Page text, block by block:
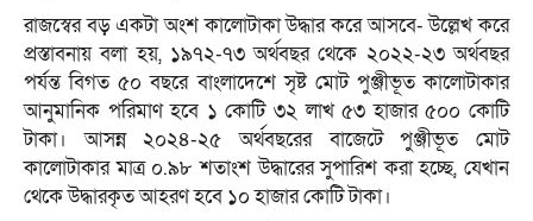
রাজস্বের বড় একটা অংশ কালোটাকা উদ্ধার করে আসবে- উল্লেখ করে
প্রস্তাবনায় বলা হয়, ১৯৭২-৭৩ অর্থবছর থেকে ২০২২-২৩ অর্থবছর
পর্যন্ত বিগত ৫০ বছরে বাংলাদেশে সৃষ্ট মোট পুঞ্জীভূত কালোটাকার
আনুমানিক পরিমাণ হবে ১ কোটি ৩২ লাখ ৫৩ হাজার ৫০০ কোটি
টাকা। আসন্ন ২০২৪-২৫ অর্থবছরের বাজেটে পুঞ্জীভূত মোট
কালোটাকার মাত্র ০.৯৮ শতাংশ উদ্ধারের সুপারিশ করা হচ্ছে, যেখান
থেকে উদ্ধারকৃত আহরণ হবে ১০ হাজার কোটি টাকা।